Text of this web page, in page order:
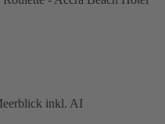
inkl. AI